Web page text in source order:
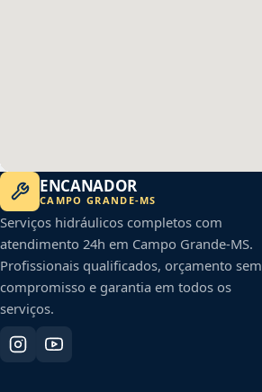
ENCANADOR
CAMPO GRANDE-MS
Serviços hidráulicos completos com
atendimento 24h em Campo Grande-MS.
Profissionais qualificados, orçamento sem
compromisso e garantia em todos os
serviços.